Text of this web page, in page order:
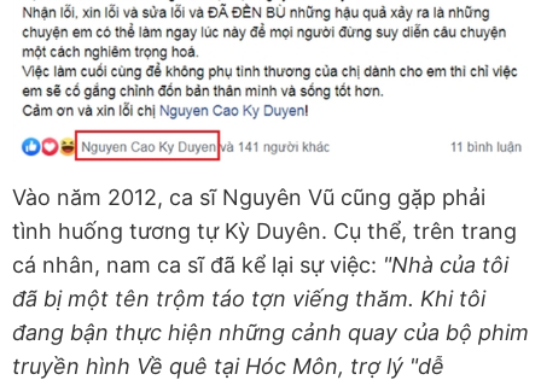
Vào năm 2012, ca sĩ Nguyên Vũ cũng gặp phải
tình huống tương tự Kỳ Duyên. Cụ thể, trên trang
cá nhân, nam ca sĩ đã kể lại sự việc: "Nhà của tôi
đã bị một tên trộm táo tợn viếng thăm. Khi tôi
đang bận thực hiện những cảnh quay của bộ phim
truyền hình Về quê tại Hóc Môn, trợ lý "dễ